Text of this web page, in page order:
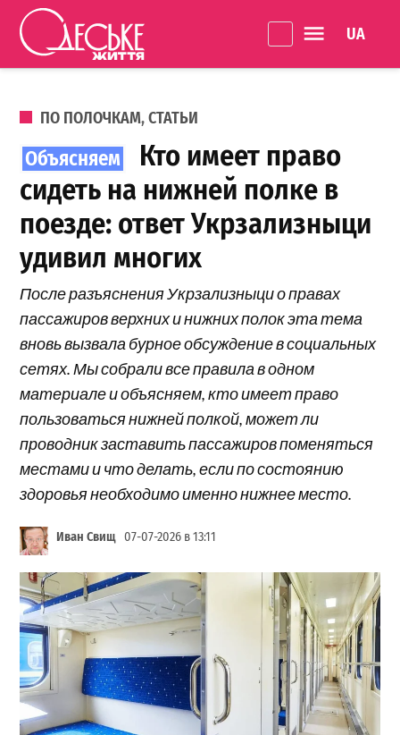
Перейти к содержанию
життя
ОПУБЛИКОВАНО В
ПО ПОЛОЧКАМ,СТАТЬИ
Кто имеет право
сидеть на нижней полке в
поезде: ответ Укрзализныци
удивил многих
После разъяснения Укрзализныци о правах
пассажиров верхних и нижних полок эта тема
вновь вызвала бурное обсуждение в социальных
сетях. Мы собрали все правила в одном
материале и объясняем, кто имеет право
пользоваться нижней полкой, может ли
проводник заставить пассажиров поменяться
местами и что делать, если по состоянию
здоровья необходимо именно нижнее место.
Иван Свищ 07-07-2026 в 13:11